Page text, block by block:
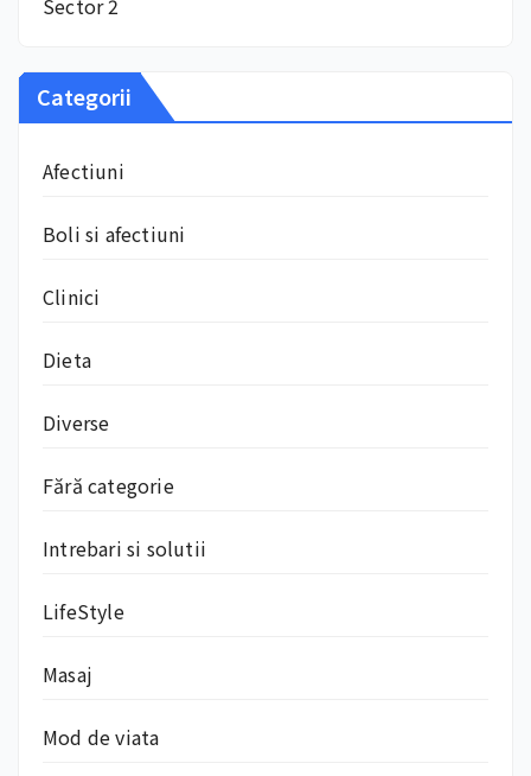
Sector 2
Categorii
Afectiuni
Boli si afectiuni
Clinici
Dieta
Diverse
Fără categorie
Intrebari si solutii
LifeStyle
Masaj
Mod de viata